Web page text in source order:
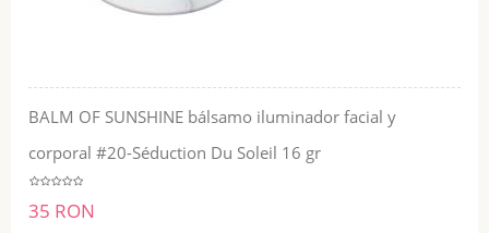
BALM OF SUNSHINE bálsamo iluminador facial y
corporal #20-Séduction Du Soleil 16 gr
35 RON